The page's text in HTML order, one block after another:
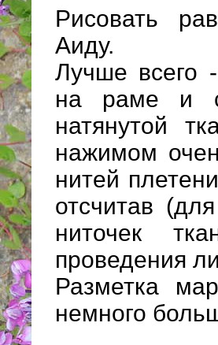
Рисовать
Аиду.
Лучше всего
на раме и
натянутой
нажимом
нитей
отсчитав
ниточек
проведения
Разметка
немного